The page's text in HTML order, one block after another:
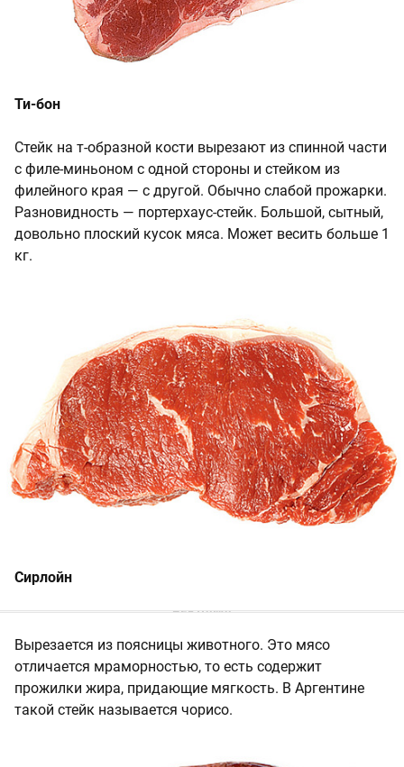
Ти-бон
Стейк на т-образной кости вырезают из спинной части
с филе-миньоном с одной стороны и стейком из
филейного края — с другой. Обычно слабой прожарки.
Разновидность — портерхаус-стейк. Большой, сытный,
довольно плоский кусок мяса. Может весить больше 1
кг.
Сирлойн
Вырезается из поясницы животного. Это мясо
отличается мраморностью, то есть содержит
прожилки жира, придающие мягкость. В Аргентине
такой стейк называется чорисо.